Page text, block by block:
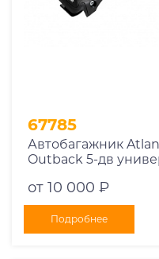
67785
Автобагажник
Outback 5-дв
от 10 000 ₽
Подробнее